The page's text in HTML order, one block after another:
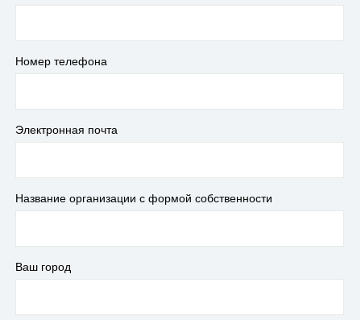
Номер телефона
Электронная почта
Название организации с формой собственности
Ваш город